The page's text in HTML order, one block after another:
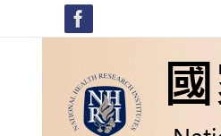
content